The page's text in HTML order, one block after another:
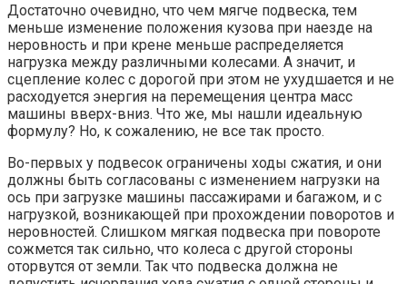
Достаточно очевидно, что чем мягче подвеска, тем
меньше изменение положения кузова при наезде на
неровность и при крене меньше распределяется
нагрузка между различными колесами. А значит, и
сцепление колес с дорогой при этом не ухудшается и не
расходуется энергия на перемещения центра масс
машины вверх-вниз. Что же, мы нашли идеальную
формулу? Но, к сожалению, не все так просто.
Во-первых у подвесок ограничены ходы сжатия, и они
должны быть согласованы с изменением нагрузки на
ось при загрузке машины пассажирами и багажом, и с
нагрузкой, возникающей при прохождении поворотов и
неровностей. Слишком мягкая подвеска при повороте
сожмется так сильно, что колеса с другой стороны
оторвутся от земли. Так что подвеска должна не